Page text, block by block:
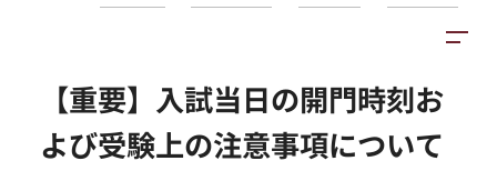
【重要】入試当日の開門時刻お
よび受験上の注意事項について